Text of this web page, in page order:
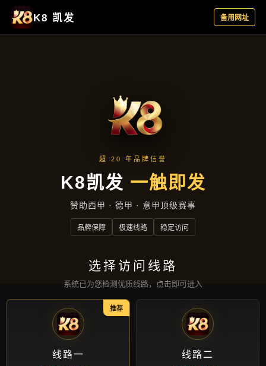
聚焦企业
首页 聚焦企业